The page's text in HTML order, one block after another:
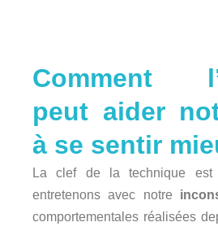
Comment
peut aider
à se sentir
La clef de la technique
entretenons avec notre
comportementales réalisées